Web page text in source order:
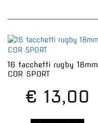
16 tacchetti rugby 18mm
COR SPORT
€ 13,00